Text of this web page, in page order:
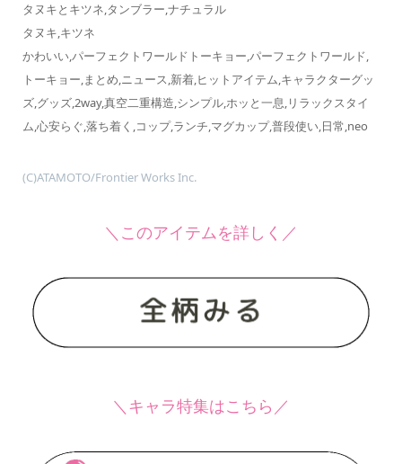
タヌキとキツネ,タンブラー,ナチュラル
タヌキ,キツネ
かわいい,パーフェクトワールドトーキョー,パーフェクトワールド,
トーキョー,まとめ,ニュース,新着,ヒットアイテム,キャラクターグッ
ズ,グッズ,2way,真空二重構造,シンプル,ホッと一息,リラックスタイ
ム,心安らぐ,落ち着く,コップ,ランチ,マグカップ,普段使い,日常,neo
(C)ATAMOTO/Frontier Works Inc.
＼このアイテムを詳しく／
＼キャラ特集はこちら／